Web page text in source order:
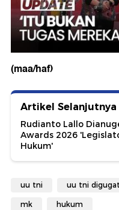
(maa/haf)
Artikel Selanjutnya
Rudianto Lallo
Awards 2026
Hukum'
uu tni uu tni digugat
mk hukum